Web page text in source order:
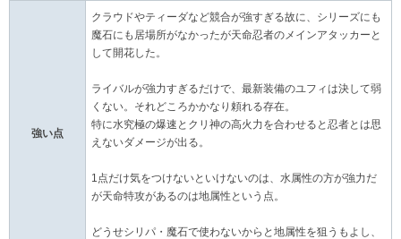
強い点
クラウドやティーダなど競合が強すぎる故に、シリーズにも
魔石にも居場所がなかったが天命忍者のメインアタッカーと
して開花した。
ライバルが強力すぎるだけで、最新装備のユフィは決して弱
くない。それどころかかなり頼れる存在。
特に水究極の爆速とクリ神の高火力を合わせると忍者とは思
えないダメージが出る。
1点だけ気をつけないといけないのは、水属性の方が強力だ
が天命特攻があるのは地属性という点。
どうせシリパ・魔石で使わないからと地属性を狙うもよし、